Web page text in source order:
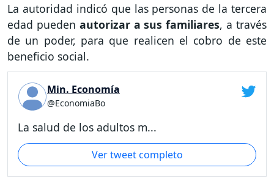
La autoridad indicó que las personas de la tercera
edad pueden autorizar a sus familiares, a través
de un poder, para que realicen el cobro de este
beneficio social.
Min. Economía
@EconomiaBo
La salud de los adultos m...
Ver tweet completo